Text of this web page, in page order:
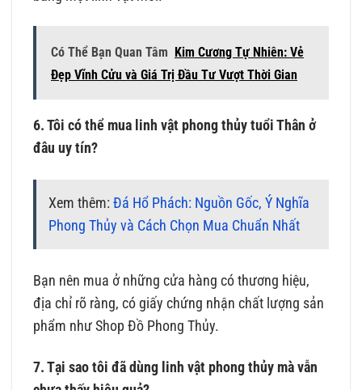
Có Thể Bạn Quan Tâm Kim Cương Tự Nhiên: Vẻ
Đẹp Vĩnh Cửu và Giá Trị Đầu Tư Vượt Thời Gian
6. Tôi có thể mua linh vật phong thủy tuổi Thân ở
đâu uy tín?
Xem thêm:Đá Hổ Phách: Nguồn Gốc, Ý Nghĩa
Phong Thủy và Cách Chọn Mua Chuẩn Nhất
Bạn nên mua ở những cửa hàng có thương hiệu,
địa chỉ rõ ràng, có giấy chứng nhận chất lượng sản
phẩm như Shop Đồ Phong Thủy.
7. Tại sao tôi đã dùng linh vật phong thủy mà vẫn